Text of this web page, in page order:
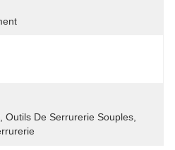
Outils De Serrurerie Souples